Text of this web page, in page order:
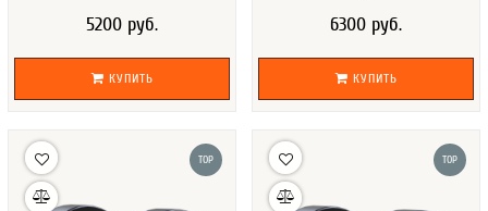
5200 руб.
КУПИТЬ
6300 руб.
КУПИТЬ
TOP TOP